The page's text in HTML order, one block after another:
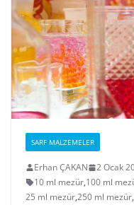
SARF MALZEMELER
Erhan ÇAKAN 2 Ocak
10 ml mezür,100 ml
25 ml mezür,250 ml mezür,